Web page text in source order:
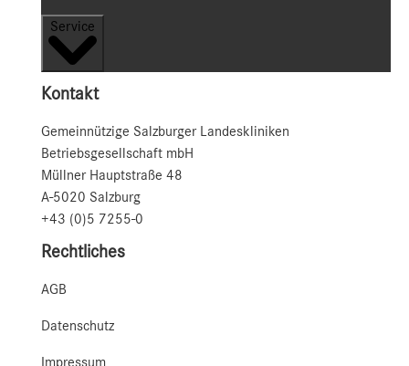
Service
Kontakt
Gemeinnützige Salzburger Landeskliniken
Betriebsgesellschaft mbH
Müllner Hauptstraße 48
A-5020 Salzburg
+43 (0)5 7255-0
Rechtliches
AGB
Datenschutz
Impressum